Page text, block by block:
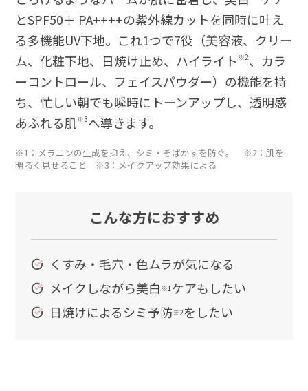
とSPF50＋ PA++++の紫外線カットを同時に叶え
る多機能UV下地。これ1つで7役（美容液、クリー
ム、化粧下地、日焼け止め、ハイライト ※2、カラ
ーコントロール、フェイスパウダー）の機能を持
ち、忙しい朝でも瞬時にトーンアップし、透明感
あふれる肌※3へ導きます。
※1：メラニンの生成を抑え、シミ・そばかすを防ぐ。 ※2：肌を
明るく見せること ※3：メイクアップ効果による
こんな方におすすめ
くすみ・毛穴・色ムラが気になる
メイクしながら美白 ※1ケアもしたい
日焼けによるシミ予防※2をしたい